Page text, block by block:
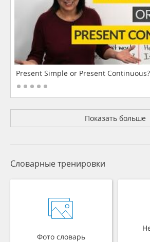
Present Simple or Present Continuous?
Показать больше
Словарные тренировки
Фото словарь